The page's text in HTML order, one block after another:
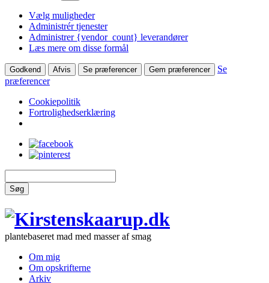
Vælg muligheder
Administrér tjenester
Administrer {vendor_count} leverandører
Læs mere om disse formål
Godkend Afvis Se præferencer Gem præferencer
Se
præferencer
Cookiepolitik
Fortrolighedserklæring
Søg
plantebaseret mad med masser af smag
Om mig
Om opskrifterne
Arkiv